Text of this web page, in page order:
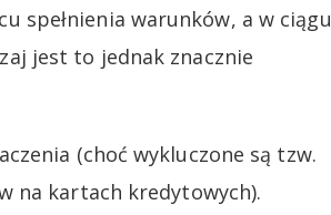
spełnienia warunków, a w ciągu
jest to jednak znacznie
(choć wykluczone są tzw.
na kartach kredytowych).